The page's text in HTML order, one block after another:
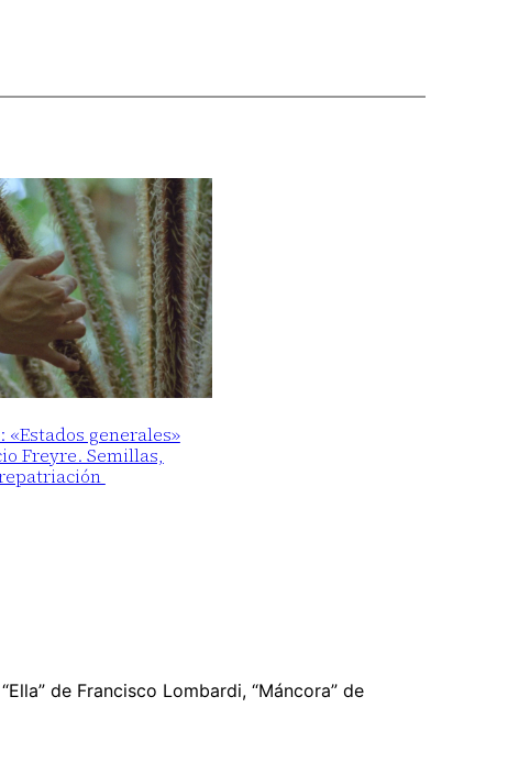
«Estados generales»
Freyre. Semillas,
de Francisco Lombardi, “Máncora” de